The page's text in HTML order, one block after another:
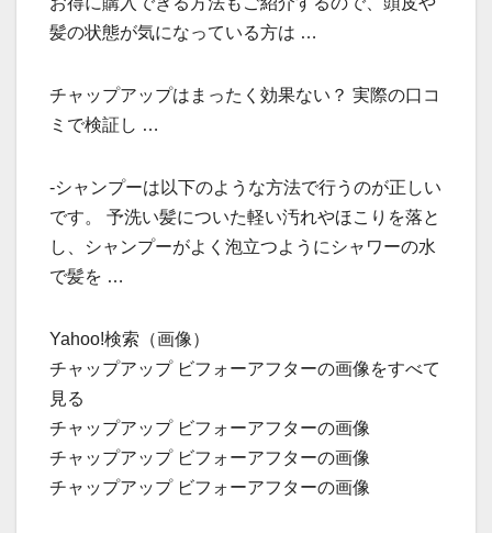
髪の状態が気になっている方は …
チャップアップはまったく効果ない？ 実際の口コ
ミで検証し …
-シャンプーは以下のような方法で行うのが正しい
です。 予洗い髪についた軽い汚れやほこりを落と
し、シャンプーがよく泡立つようにシャワーの水
で髪を …
Yahoo!検索（画像）
チャップアップ ビフォーアフターの画像をすべて
見る
チャップアップ ビフォーアフターの画像
チャップアップ ビフォーアフターの画像
チャップアップ ビフォーアフターの画像